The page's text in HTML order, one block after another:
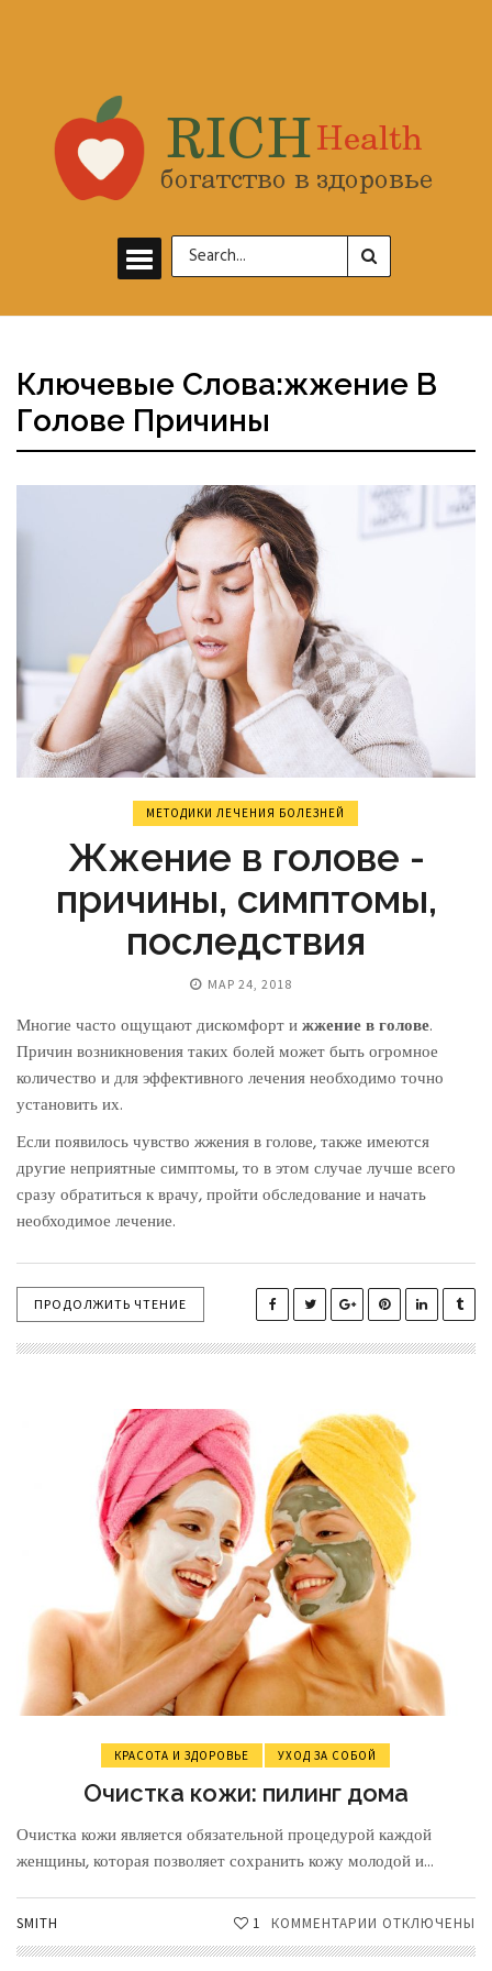
Ключевые Слова:жжение В
Голове Причины
МЕТОДИКИ ЛЕЧЕНИЯ БОЛЕЗНЕЙ
Жжение в голове -
причины, симптомы,
последствия
МАР 24, 2018
Многие часто ощущают дискомфорт ижжение в голове.
Причин возникновения таких болей может быть огромное
количество и для эффективного лечения необходимо точно
установить их.
Если появилось чувство жжения в голове, также имеются
другие неприятные симптомы, то в этом случае лучше всего
сразу обратиться к врачу, пройти обследование и начать
необходимое лечение.
ПРОДОЛЖИТЬ ЧТЕНИЕ
КРАСОТА И ЗДОРОВЬЕ УХОД ЗА СОБОЙ
Очистка кожи: пилинг дома
Очистка кожи является обязательной процедурой каждой
женщины, которая позволяет сохранить кожу молодой и...
SMITH КОММЕНТАРИИ К
ЗАПИСИ
ОТКЛЮЧЕНЫ
1